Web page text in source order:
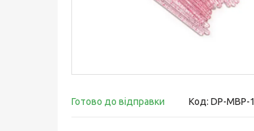
Готово до відправки Код: DP-MBP-